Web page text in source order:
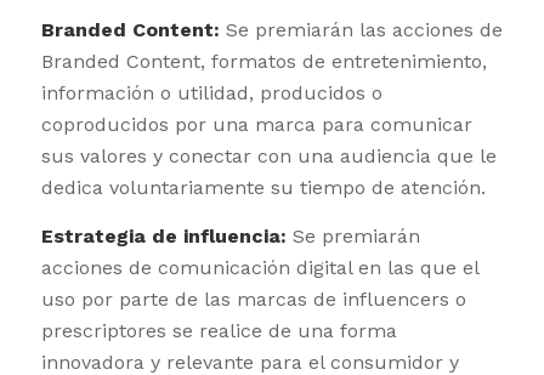
Branded Content: Se premiarán las acciones de
Branded Content, formatos de entretenimiento,
información o utilidad, producidos o
coproducidos por una marca para comunicar
sus valores y conectar con una audiencia que le
dedica voluntariamente su tiempo de atención.
Estrategia de influencia: Se premiarán
acciones de comunicación digital en las que el
uso por parte de las marcas de influencers o
prescriptores se realice de una forma
innovadora y relevante para el consumidor y